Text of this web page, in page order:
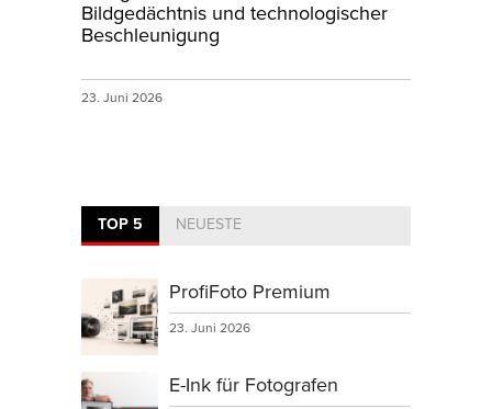
Bildgedächtnis und technologischer
Beschleunigung
23. Juni 2026
TOP 5 NEUESTE
ProfiFoto Premium
23. Juni 2026
E-Ink für Fotografen